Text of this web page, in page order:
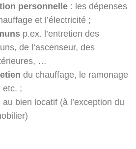
personnelle : les dépenses
et l’électricité ;
p.ex. l’entretien des
de l’ascenseur, des
…
du chauffage, le ramonage
etc. ;
au bien locatif (à l’exception du